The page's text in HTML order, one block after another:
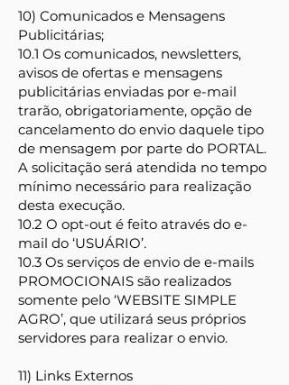
10) Comunicados e Mensagens
Publicitárias;
10.1 Os comunicados, newsletters,
avisos de ofertas e mensagens
publicitárias enviadas por e-mail
trarão, obrigatoriamente, opção de
cancelamento do envio daquele tipo
de mensagem por parte do PORTAL.
A solicitação será atendida no tempo
mínimo necessário para realização
desta execução.
10.2 O opt-out é feito através do e-
mail do ‘USUÁRIO’.
10.3 Os serviços de envio de e-mails
PROMOCIONAIS são realizados
somente pelo ‘WEBSITE SIMPLE
AGRO’, que utilizará seus próprios
servidores para realizar o envio.
11) Links Externos